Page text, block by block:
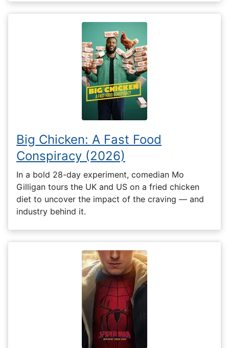
Big Chicken: A Fast Food
Conspiracy (2026)
In a bold 28-day experiment, comedian Mo
Gilligan tours the UK and US on a fried chicken
diet to uncover the impact of the craving — and
industry behind it.